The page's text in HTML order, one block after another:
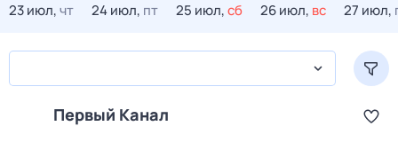
23 июл,чт 24 июл, пт 25 июл,сб 26 июл, вс 27 июл,
Первый Канал